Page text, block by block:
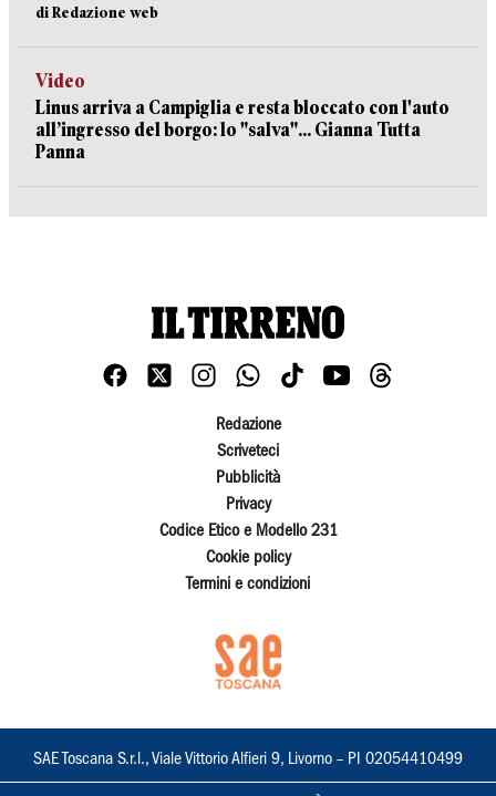
di Redazione web
Video
Linus arriva a Campiglia e resta bloccato con l'auto
all’ingresso del borgo: lo "salva"... Gianna Tutta
Panna
Redazione
Scriveteci
Pubblicità
Privacy
Codice Etico e Modello 231
Cookie policy
Termini e condizioni
SAE Toscana S.r.l., Viale Vittorio Alfieri 9, Livorno – PI 02054410499